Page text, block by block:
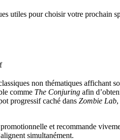
utiles pour choisir votre prochain
non thématiques
comme The Conjuring afin
progressif caché dans Zombie Lab
et recommande
simultanément.